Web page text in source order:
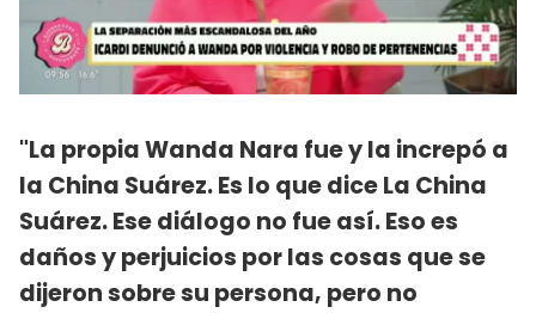
"La propia Wanda Nara fue y la increpó a
la China Suárez. Es lo que dice La China
Suárez. Ese diálogo no fue así. Eso es
daños y perjuicios por las cosas que se
dijeron sobre su persona, pero no